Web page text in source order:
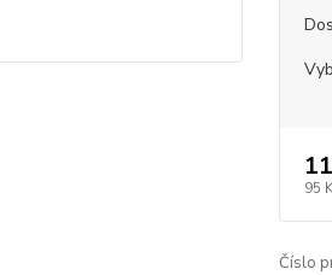
95
Číslo